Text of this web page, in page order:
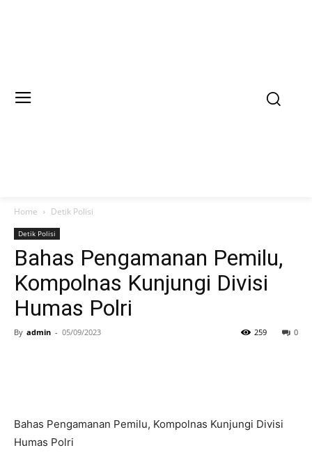
Home Detik Polisi
Detik Polisi
Bahas Pengamanan Pemilu,
Kompolnas Kunjungi Divisi
Humas Polri
By admin - 05/09/2023 0
259
Bahas Pengamanan Pemilu, Kompolnas Kunjungi Divisi
Humas Polri